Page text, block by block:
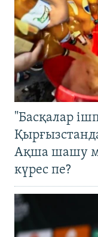
"Басқалар
Ақша шашу
күрес пе?